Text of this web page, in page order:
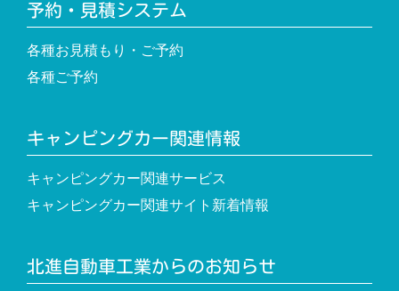
予約・見積システム
各種お見積もり・ご予約
各種ご予約
キャンピングカー関連情報
キャンピングカー関連サービス
キャンピングカー関連サイト新着情報
北進自動車工業からのお知らせ